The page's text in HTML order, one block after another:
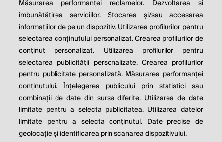
confidențialitate
Setări cookies
este parte a
Măsurarea performanței reclamelor. Dezvoltarea și
îmbunătățirea serviciilor. Stocarea și/sau accesarea
informațiilor de pe un dispozitiv. Utilizarea profilurilor pentru
selectarea conținutului personalizat. Crearea profilurilor de
conținut personalizat. Utilizarea profilurilor pentru
selectarea publicității personalizate. Crearea profilurilor
pentru publicitate personalizată. Măsurarea performanței
conținutului. Înțelegerea publicului prin statistici sau
combinații de date din surse diferite. Utilizarea de date
limitate pentru a selecta publicitatea. Utilizarea datelor
limitate pentru a selecta conținutul. Date precise de
geolocație și identificarea prin scanarea dispozitivului.